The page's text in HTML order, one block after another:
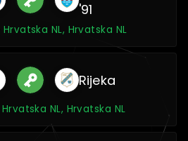
'91
Hrvatska NL, Hrvatska NL
Rijeka
Hrvatska NL, Hrvatska NL